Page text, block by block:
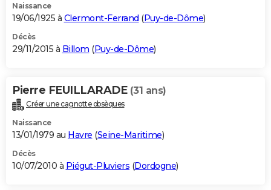
Naissance
19/06/1925 à Clermont-Ferrand (Puy-de-Dôme)
Décès
29/11/2015 à Billom (Puy-de-Dôme)
Pierre FEUILLARADE (31 ans)
Créer une cagnotte obsèques
Naissance
13/01/1979 au Havre (Seine-Maritime)
Décès
10/07/2010 à Piégut-Pluviers (Dordogne)